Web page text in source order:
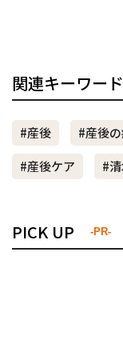
関連キーワード
#産後 #産後
#産後ケア
#
PICK UP -PR-